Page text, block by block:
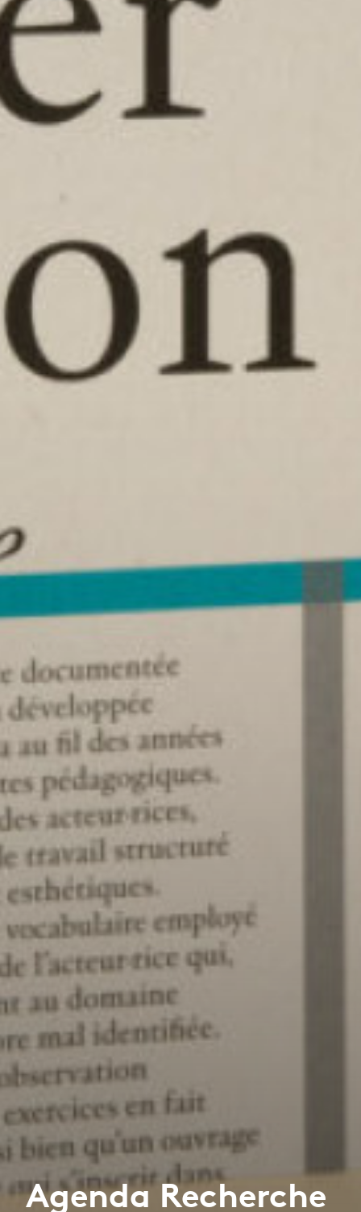
Agenda Recherche